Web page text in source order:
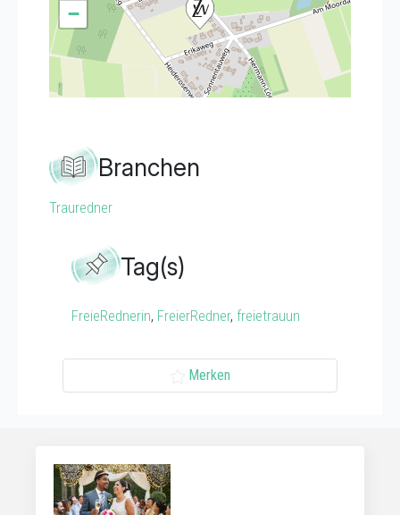
−
Branchen
Trauredner
Tag(s)
FreieRednerin, FreierRedner, freietrauun
Merken